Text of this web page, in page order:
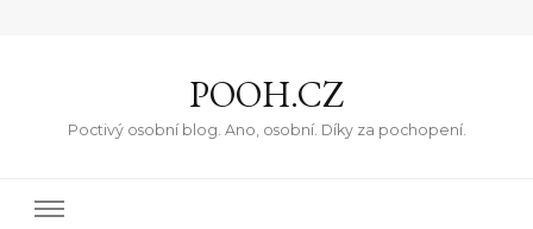
POOH.CZ
Poctivý osobní blog. Ano, osobní. Díky za pochopení.